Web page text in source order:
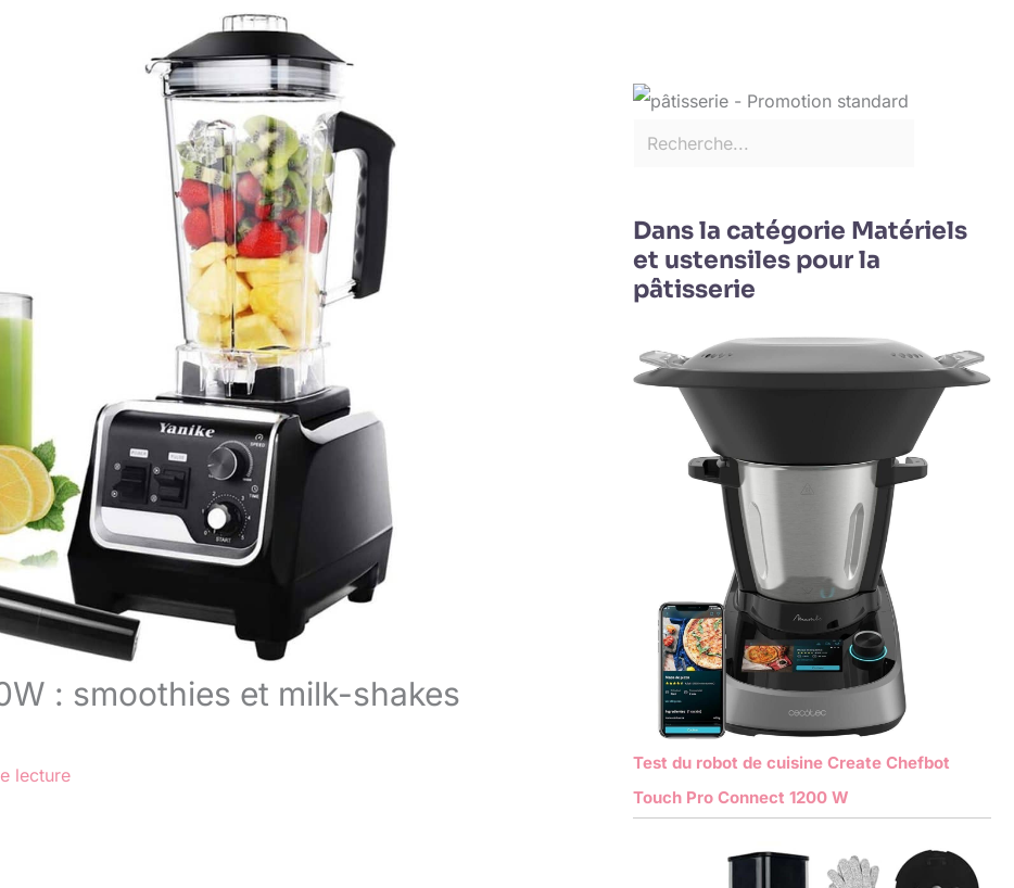
: smoothies et milk-shakes
lecture
Dans la catégorie Matériels
et ustensiles pour la
pâtisserie
Test du robot de cuisine Create Chefbot
Touch Pro Connect 1200 W